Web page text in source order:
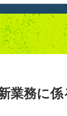
業務に